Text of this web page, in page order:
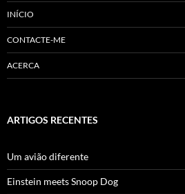
INÍCIO
CONTACTE-ME
ACERCA
ARTIGOS RECENTES
Um avião diferente
Einstein meets Snoop Dog